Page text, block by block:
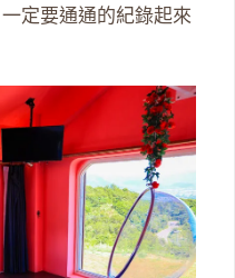
定要通通的紀錄起來